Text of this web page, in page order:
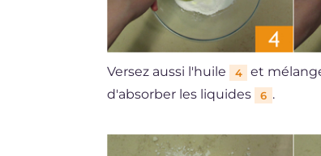
Versez aussi l'huile 4 et
d'absorber les liquides
6 .